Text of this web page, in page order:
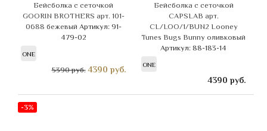
Бейсболка с сеточкой
GOORIN BROTHERS арт. 101-
0688 бежевый Артикул: 91-
479-02
ONE
5390 руб. 4390 руб.
Бейсболка с сеточкой
CAPSLAB арт.
CL/LOO/1/BUN2 Looney
Tunes Bugs Bunny оливковый
Артикул: 88-183-14
ONE
4390 руб.
-3%